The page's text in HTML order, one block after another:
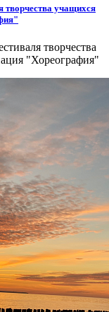
творчества учащихся
творчества
"Хореография"